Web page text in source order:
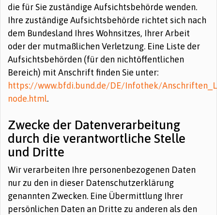
die für Sie zuständige Aufsichtsbehörde wenden.
Ihre zuständige Aufsichtsbehörde richtet sich nach
dem Bundesland Ihres Wohnsitzes, Ihrer Arbeit
oder der mutmaßlichen Verletzung. Eine Liste der
Aufsichtsbehörden (für den nichtöffentlichen
Bereich) mit Anschrift finden Sie unter:
https://www.bfdi.bund.de/DE/Infothek/
node.html.
Zwecke der Datenverarbeitung
durch die verantwortliche Stelle
und Dritte
Wir verarbeiten Ihre personenbezogenen Daten
nur zu den in dieser Datenschutzerklärung
genannten Zwecken. Eine Übermittlung Ihrer
persönlichen Daten an Dritte zu anderen als den